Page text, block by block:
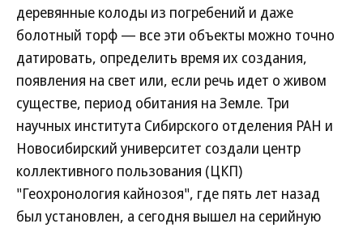
деревянные колоды из погребений и даже
болотный торф — все эти объекты можно точно
датировать, определить время их создания,
появления на свет или, если речь идет о живом
существе, период обитания на Земле. Три
научных института Сибирского отделения РАН и
Новосибирский университет создали центр
коллективного пользования (ЦКП)
"Геохронология кайнозоя", где пять лет назад
был установлен, а сегодня вышел на серийную